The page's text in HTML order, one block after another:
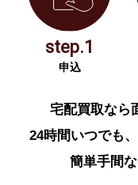
step.1
申込
宅配買取なら
24時間いつでも
簡単手間